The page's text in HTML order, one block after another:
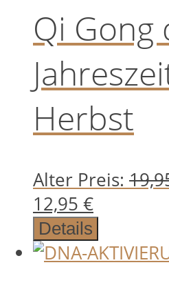
Qi Gong
Herbst
Alter Preis:
12,95 €Aktueller
ist:
Details